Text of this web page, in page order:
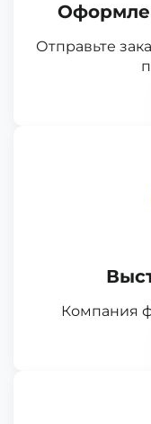
Отправьте
Компания